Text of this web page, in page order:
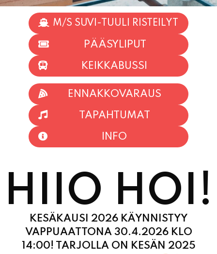
PÄÄSYLIPUT
KEIKKABUSSI
TAPAHTUMAT
INFO
HIIO HOI!
KESÄKAUSI 2026 KÄYNNISTYY
VAPPUAATTONA 30.4.2026 KLO
14:00! TARJOLLA ON KESÄN 2025
SUOSITUIMMAT PIZZAT
LÄMPIMÄSTI TERVETULOA!
ENNAKKOVARAUKSET KÄTEVÄSTI